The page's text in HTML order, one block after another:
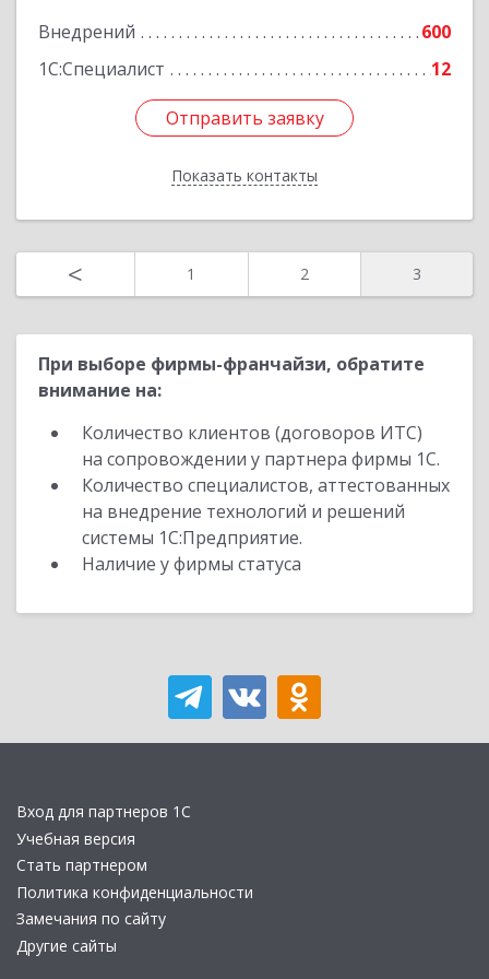
Внедрений
600
1С:Специалист
12
Отправить заявку
Показать контакты
Подробнее
Отправить заявку
Назад
< 1 2 3
При выборе фирмы-франчайзи, обратите
внимание на:
Количество клиентов (договоров ИТС)
на сопровождении у партнера фирмы 1С.
Количество специалистов, аттестованных
на внедрение технологий и решений
системы 1С:Предприятие.
Наличие у фирмы статуса
Вход для партнеров 1С
Учебная версия
Стать партнером
Политика конфиденциальности
Замечания по сайту
Другие сайты